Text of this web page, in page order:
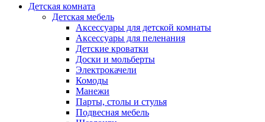
Детская комната
Детская мебель
Аксессуары для детской комнаты
Аксессуары для пеленания
Детские кроватки
Доски и мольберты
Электрокачели
Комоды
Манежи
Парты, столы и стулья
Подвесная мебель